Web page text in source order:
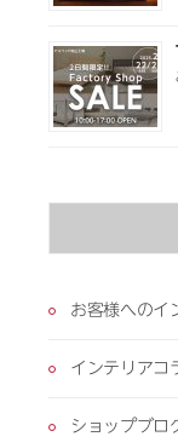
お客様へのイ
インテリアコ
ショップブロ